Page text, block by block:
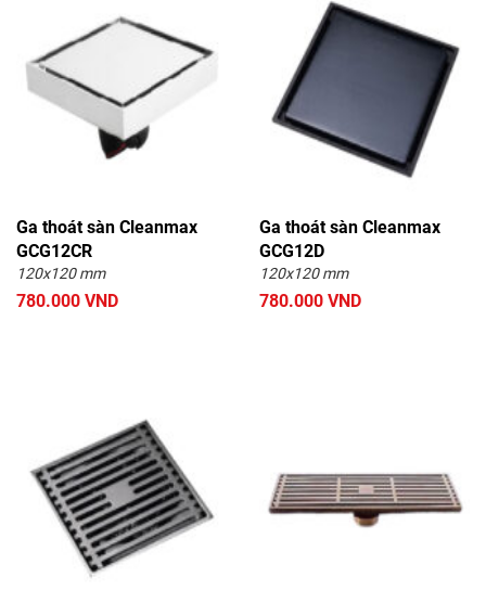
Ga thoát sàn Cleanmax
GCG12CR
120x120 mm
780.000 VND
Ga thoát sàn Cleanmax
GCG12D
120x120 mm
780.000 VND